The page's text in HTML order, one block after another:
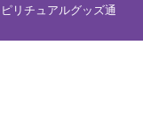
リチュアルグッズ通